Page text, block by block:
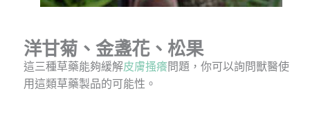
洋甘菊、 金盞花、 松果
這三種草藥能夠緩解皮膚搔癢問題，你可以詢問獸醫使
用這類草藥製品的可能性。